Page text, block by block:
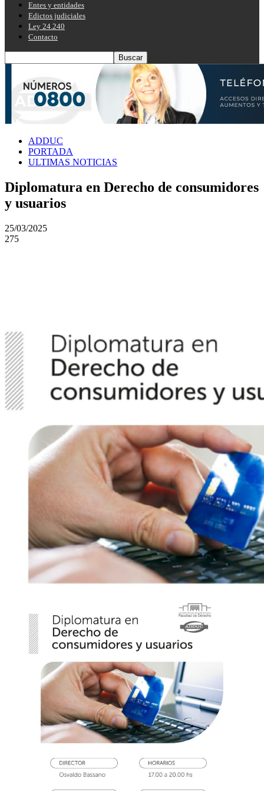
Entes y entidades
Edictos judiciales
Ley 24.240
Contacto
ADDUC
PORTADA
ULTIMAS NOTICIAS
Diplomatura en Derecho de consumidores
y usuarios
25/03/2025
275